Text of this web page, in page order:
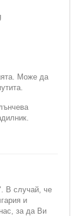
Може да
В случай, че
и
за да Ви